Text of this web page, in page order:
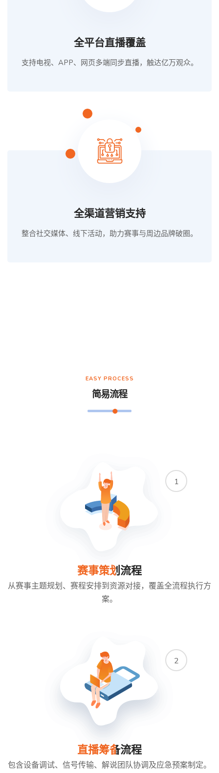
全平台直播覆盖
支持电视、APP、网页多端同步直播，触达亿万观众。
全渠道营销支持
整合社交媒体、线下活动，助力赛事与周边品牌破圈。
EASY PROCESS
简易流程
1
赛事策划流程
从赛事主题规划、赛程安排到资源对接，覆盖全流程执行方
案。
2
直播筹备流程
包含设备调试、信号传输、解说团队协调及应急预案制定。